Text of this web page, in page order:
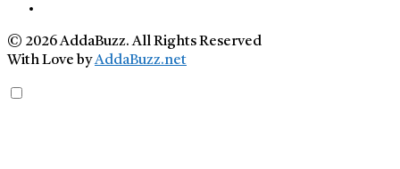
© 2026 AddaBuzz. All Rights Reserved
With Love byAddaBuzz.net